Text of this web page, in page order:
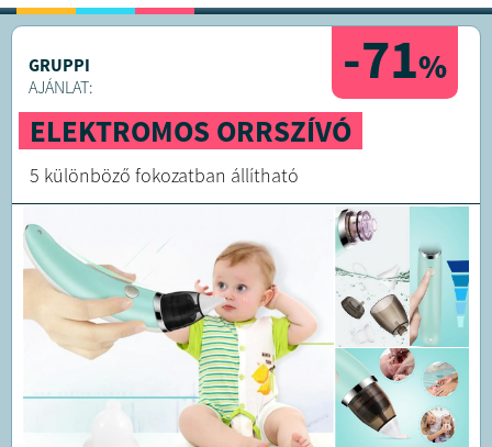
-71%
GRUPPI
AJÁNLAT:
ELEKTROMOS ORRSZÍVÓ
5 különböző fokozatban állítható